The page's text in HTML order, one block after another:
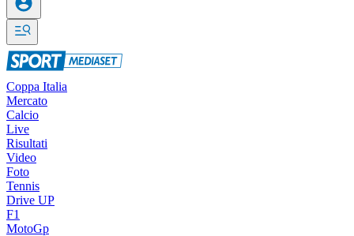
Coppa Italia
Mercato
Calcio
Live
Risultati
Video
Foto
Tennis
Drive UP
F1
MotoGp